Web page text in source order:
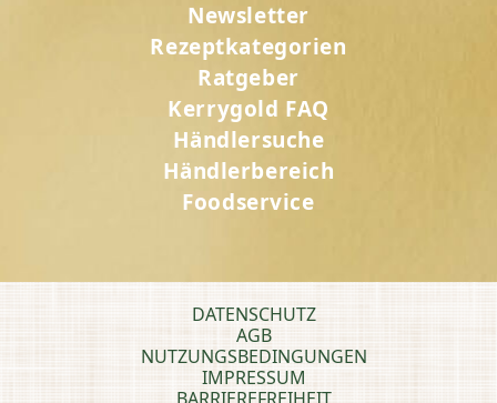
Newsletter
Rezeptkategorien
Ratgeber
Kerrygold FAQ
Händlersuche
Händlerbereich
Foodservice
DATENSCHUTZ
AGB
NUTZUNGSBEDINGUNGEN
IMPRESSUM